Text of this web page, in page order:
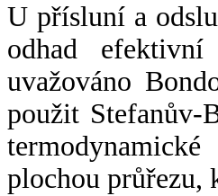
U přísluní a
odhad
uvažováno
použit Stefanův-
plochou průřezu,